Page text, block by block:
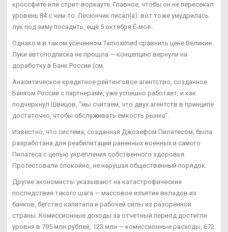
кроссфите или стрит-воркауте. Главное, чтобы он не пересекал
уровень 84 с чем-то. Лесюнчик писал(а): вот тоже умудрилась
лук под зиму посадить, ещё 5 октября Ё-моё..
Однако и в таком усеченном Tamoximed сравнить цене Великие
Луки автоподписка не прошла — концепцию вернули на
доработку в Банк России (см.
Аналитическое кредитное рейтинговое агентство, созданное
Банком России с партнерами, уже успешно работает, и как
подчеркнул Швецов, "мы считаем, что двух агентств в принципе
достаточно, чтобы обслуживать емкость рынка".
Известно, что система, созданная Джозефом Пилатесом, была
разработана для реабилитации раненных военных и самого
Пилатеса с целью укрепления собственного здоровья.
Протестовали спокойно, не нарушая общественный порядок.
Другие экономисты указывают на катастрофические
последствия такого шага — массовое изъятие вкладов из
банков, бегство капитала и рабочей силы из разоренной
страны. Комиссионные доходы за отчетный период достигли
уровня в 795 млн рублей, 123 млн — комиссионные расходы, 672